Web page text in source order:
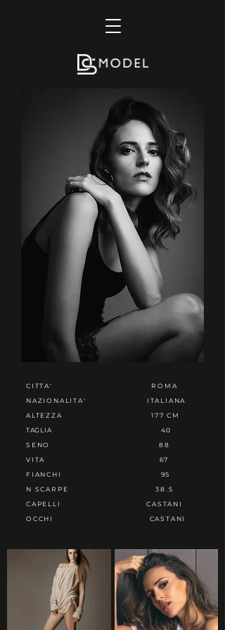
CITTA'
NAZIONALITA'
ALTEZZA
TAGLIA
SENO
VITA
FIANCHI
N SCARPE
CAPELLI
OCCHI
ROMA
ITALIANA
177 CM
40
88
67
95
38.5
CASTANI
CASTANI